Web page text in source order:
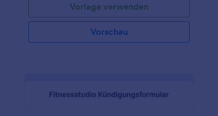
Vorlage verwenden
Vorschau